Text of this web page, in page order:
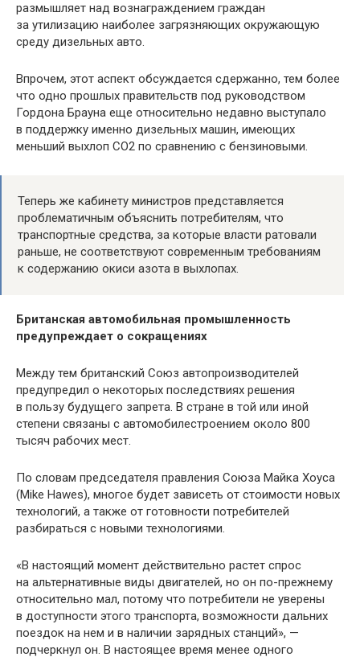
размышляет над вознаграждением граждан
за утилизацию наиболее загрязняющих окружающую
среду дизельных авто.
Впрочем, этот аспект обсуждается сдержанно, тем более
что одно прошлых правительств под руководством
Гордона Брауна еще относительно недавно выступало
в поддержку именно дизельных машин, имеющих
меньший выхлоп СО2 по сравнению с бензиновыми.
Теперь же кабинету министров представляется
проблематичным объяснить потребителям, что
транспортные средства, за которые власти ратовали
раньше, не соответствуют современным требованиям
к содержанию окиси азота в выхлопах.
Британская автомобильная промышленность
предупреждает о сокращениях
Между тем британский Союз автопроизводителей
предупредил о некоторых последствиях решения
в пользу будущего запрета. В стране в той или иной
степени связаны с автомобилестроением около 800
тысяч рабочих мест.
По словам председателя правления Союза Майка Хоуса
(Mike Hawes), многое будет зависеть от стоимости новых
технологий, а также от готовности потребителей
разбираться с новыми технологиями.
«В настоящий момент действительно растет спрос
на альтернативные виды двигателей, но он по-прежнему
относительно мал, потому что потребители не уверены
в доступности этого транспорта, возможности дальних
поездок на нем и в наличии зарядных станций», —
подчеркнул он. В настоящее время менее одного